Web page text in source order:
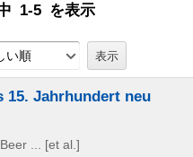
1-5 を表示
い順
15. Jahrhundert neu
... [et al.]